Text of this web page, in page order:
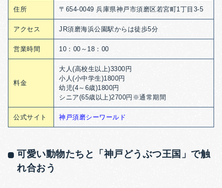
住所 〒654-0049 兵庫県神戸市須磨区若宮町1丁目3-5
アクセス JR須磨海浜公園駅からは徒歩5分
営業時間 10：00～18：00
料金
大人(高校生以上)3300円
小人(小中学生)1800円
幼児(4～6歳)1800円
シニア(65歳以上)2700円 ※通常期間
公式サイト 神戸須磨シーワールド
可愛い動物たちと「神戸どうぶつ王国」で触
れ合おう